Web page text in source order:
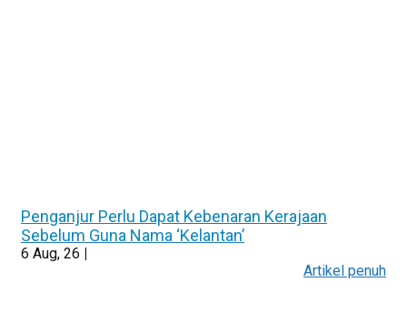
Penganjur Perlu Dapat Kebenaran Kerajaan
Sebelum Guna Nama ‘Kelantan’
6 Aug, 26 |
Artikel penuh